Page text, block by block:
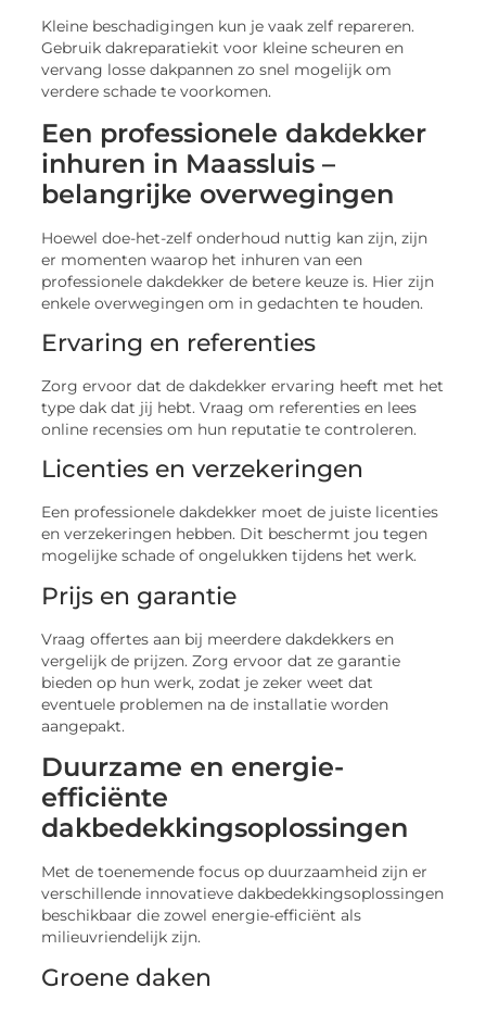
Kleine beschadigingen kun je vaak zelf repareren.
Gebruik dakreparatiekit voor kleine scheuren en
vervang losse dakpannen zo snel mogelijk om
verdere schade te voorkomen.
Een professionele dakdekker
inhuren in Maassluis –
belangrijke overwegingen
Hoewel doe-het-zelf onderhoud nuttig kan zijn, zijn
er momenten waarop het inhuren van een
professionele dakdekker de betere keuze is. Hier zijn
enkele overwegingen om in gedachten te houden.
Ervaring en referenties
Zorg ervoor dat de dakdekker ervaring heeft met het
type dak dat jij hebt. Vraag om referenties en lees
online recensies om hun reputatie te controleren.
Licenties en verzekeringen
Een professionele dakdekker moet de juiste licenties
en verzekeringen hebben. Dit beschermt jou tegen
mogelijke schade of ongelukken tijdens het werk.
Prijs en garantie
Vraag offertes aan bij meerdere dakdekkers en
vergelijk de prijzen. Zorg ervoor dat ze garantie
bieden op hun werk, zodat je zeker weet dat
eventuele problemen na de installatie worden
aangepakt.
Duurzame en energie-
efficiënte
dakbedekkingsoplossingen
Met de toenemende focus op duurzaamheid zijn er
verschillende innovatieve dakbedekkingsoplossingen
beschikbaar die zowel energie-efficiënt als
milieuvriendelijk zijn.
Groene daken